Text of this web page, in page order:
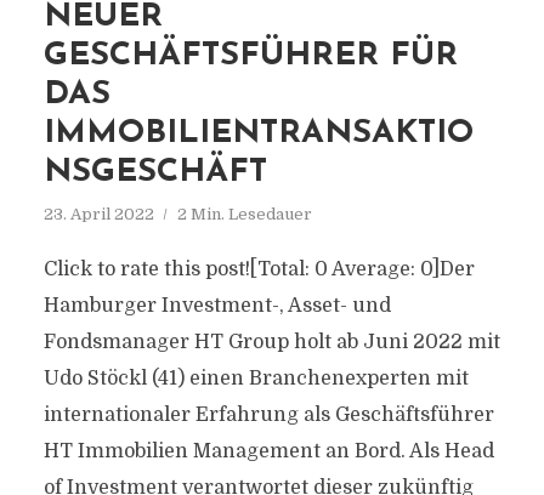
NEUER
GESCHÄFTSFÜHRER FÜR
DAS
IMMOBILIENTRANSAKTIO
NSGESCHÄFT
23. April 2022 2 Min. Lesedauer
Click to rate this post![Total: 0 Average: 0]Der
Hamburger Investment-, Asset- und
Fondsmanager HT Group holt ab Juni 2022 mit
Udo Stöckl (41) einen Branchenexperten mit
internationaler Erfahrung als Geschäftsführer
HT Immobilien Management an Bord. Als Head
of Investment verantwortet dieser zukünftig